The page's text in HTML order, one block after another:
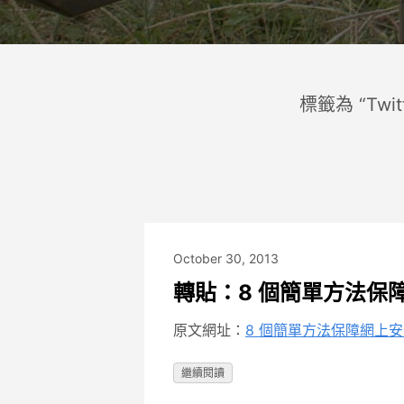
標籤為
October 30, 2013
轉貼：8 個簡單方法保
原文網址： 8 個簡單方法保障網上
繼續閱讀